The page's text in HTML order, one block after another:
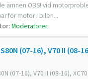
ämnen OBS! vid
för motor i bilen...
Moderatorer
(07-16), V70 II (08-
(07-16), V70 II (08-16),